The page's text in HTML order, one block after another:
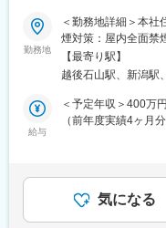
・採用コンサルティ
・採用HP制作ご支援
・採用ピッチ資料作成
・面接官トレーニング
・次世代幹部向けマ
・バックキャステ
・「圧倒的なお客
実現の中に社会貢献
当社は新潟市中央
客様に対して税務・
しています。本ポ
ティング事務とし
務、記帳代行、経営
決提案など、幅広
■業務詳細
改善の支援
・10～15件の顧問
勤務地
＜勤務地詳細＞本社
煙対策：屋内全面禁
【最寄り駅】
越後石山駅、新潟駅
給与
＜予定年収＞400万
（前年度実績4ヶ月
はあくまでも目安
あります。月給(月
気になる